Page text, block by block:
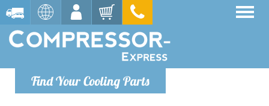
Find Your Cooling Parts